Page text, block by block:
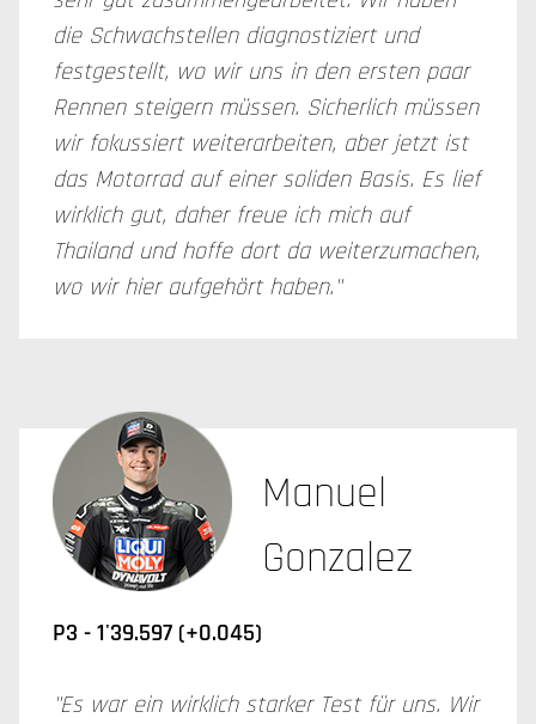
die Schwachstellen diagnostiziert und
festgestellt, wo wir uns in den ersten paar
Rennen steigern müssen. Sicherlich müssen
wir fokussiert weiterarbeiten, aber jetzt ist
das Motorrad auf einer soliden Basis. Es lief
wirklich gut, daher freue ich mich auf
Thailand und hoffe dort da weiterzumachen,
wo wir hier aufgehört haben."
Manuel
Gonzalez
P3 -1'39.597 (+0.045)
"Es war ein wirklich starker Test für uns. Wir